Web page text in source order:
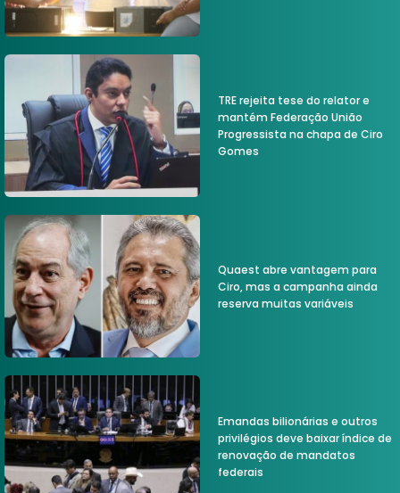
TRE rejeita tese do relator e
mantém Federação União
Progressista na chapa de Ciro
Gomes
Quaest abre vantagem para
Ciro, mas a campanha ainda
reserva muitas variáveis
Emandas bilionárias e outros
privilégios deve baixar índice de
renovação de mandatos
federais